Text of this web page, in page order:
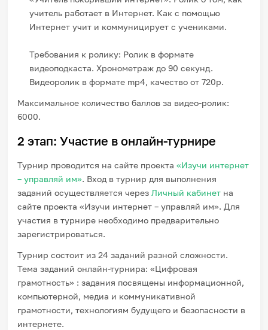
учитель работает в Интернет. Как с помощью
Интернет учит и коммуницирует с учениками.
Требования к ролику: Ролик в формате
видеоподкаста. Хронометраж до 90 секунд.
Видеоролик в формате mp4, качество от 720p.
Максимальное количество баллов за видео-ролик:
6000.
2 этап: Участие в онлайн-турнире
Турнир проводится на сайте проекта«Изучи интернет
– управляй им». Вход в турнир для выполнения
заданий осуществляется черезЛичный кабинет на
сайте проекта «Изучи интернет – управляй им». Для
участия в турнире необходимо предварительно
зарегистрироваться.
Турнир состоит из 24 заданий разной сложности.
Тема заданий онлайн-турнира: «Цифровая
грамотность» : задания посвящены информационной,
компьютерной, медиа и коммуникативной
грамотности, технологиям будущего и безопасности в
интернете.